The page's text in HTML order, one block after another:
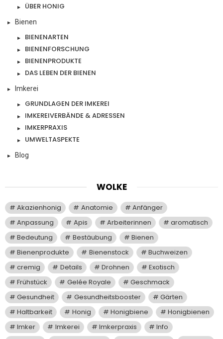
ÜBER HONIG
Bienen
BIENENARTEN
BIENENFORSCHUNG
BIENENPRODUKTE
DAS LEBEN DER BIENEN
Imkerei
GRUNDLAGEN DER IMKEREI
IMKEREIVERBÄNDE & ADRESSEN
IMKERPRAXIS
UMWELTASPEKTE
Blog
WOLKE
Akazienhonig Anatomie
Anfänger
Anpassung
Apis Arbeiterinnen
aromatisch
Bedeutung
Bestäubung
Bienen
Bienenprodukte
Bienenstock
Buchweizen
cremig
Details Drohnen
Exotisch
Frühstück
Gelée Royale
Geschmack
Gesundheit
Gesundheitsbooster
Gärten
Haltbarkeit
Honig Honigbiene
Honigbienen
Imker
Imkerei Imkerpraxis
Info